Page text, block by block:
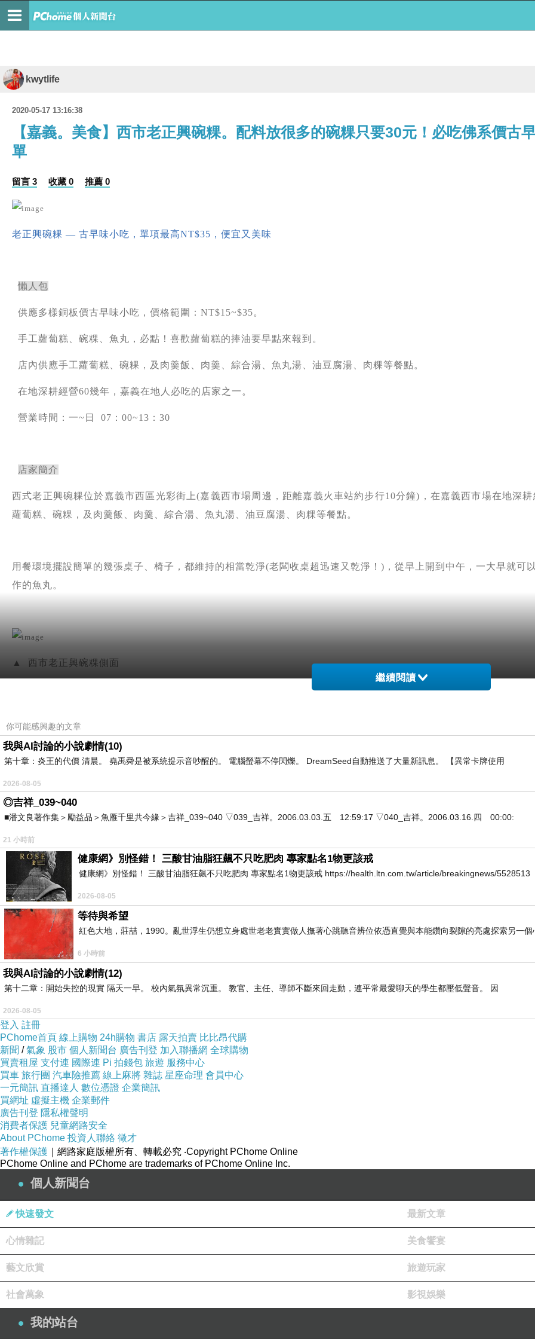
kwytlife
2020-05-17 13:16:38
【嘉義。美食】西市老正興碗粿。配料放很多的碗粿只要30元！必吃佛系價古
單
留言 3 收藏 0 推薦 0
老正興碗粿 — 古早味小吃，單項最高NT$35，便宜又美味
懶人包
供應多樣銅板價古早味小吃，價格範圍：NT$15~$35。
手工蘿蔔糕、碗粿、魚丸，必點！喜歡蘿蔔糕的捧油要早點來報到。
店內供應手工蘿蔔糕、碗粿，及肉羹飯、肉羹、綜合湯、魚丸湯、油豆腐湯、肉粿等餐點。
在地深耕經營60幾年，嘉義在地人必吃的店家之一。
營業時間：一~日 07：00~13：30
店家簡介
西式老正興碗粿位於嘉義市西區光彩街上(嘉義西市場周邊，距離嘉義火車站約步行10分鐘)，在嘉義西市場在地深
蘿蔔糕、碗粿，及肉羹飯、肉羹、綜合湯、魚丸湯、油豆腐湯、肉粿等餐點。
用餐環境擺設簡單的幾張桌子、椅子，都維持的相當乾淨(老闆收桌超迅速又乾淨！)，從早上開到中午，一大早就可
作的魚丸。
▲ 西市老正興碗粿側面
從火車站步行到西市老正興碗粿，會先看到它的側面，二樓有掛上西市老正興碗粿的布條，讓想來這裡用餐的捧油可
▲ 西市老正興碗粿正面
▲ 西市老正興碗粿製餐區
西市老正興碗粿的製餐區維持的相當乾淨，食物的乾淨、安全老闆把關的很好！
▲ 製餐區
這一區有肉羹、做好的碗粿。
繼續閱讀
你可能感興趣的文章
我與AI討論的小說劇情(10)
第十章：炎王的代價 清晨。 堯禹舜是被系統提示音吵醒的。 電腦螢幕不停閃爍。 DreamSeed自動推送了大量新訊息。 【異常卡牌使用
2026-08-05
◎吉祥_039~040
■潘文良著作集＞勵益品＞魚雁千里共今緣＞吉祥_039~040 ▽039_吉祥。2006.03.03.五 12:59:17 ▽040_吉祥。2006.03.16.四 00:00:
21 小時前
健康網》別怪錯！ 三酸甘油脂狂飆不只吃肥肉 專家點名1物更該戒
健康網》別怪錯！ 三酸甘油脂狂飆不只吃肥肉 專家點名1物更該戒 https://health.ltn.com.tw/article/breakingnews/5528513
2026-08-05
等待與希望
紅色大地，莊喆，1990。亂世浮生仍想立身處世老老實實做人撫著心跳聽音辨位依憑直覺與本能鑽向裂隙的亮處探索另一
6 小時前
我與AI討論的小說劇情(12)
第十二章：開始失控的現實 隔天一早。 校內氣氛異常沉重。 教官、主任、導師不斷來回走動，連平常最愛聊天的學生都壓低聲音。 因
2026-08-05
登入 註冊
PChome首頁 線上購物 24h購物 書店 露天拍賣 比比昂代購
新聞 /氣象 股市 個人新聞台 廣告刊登 加入聯播網 全球購物
買賣租屋 支付連 國際連 Pi 拍錢包 旅遊 服務中心
買車 旅行團 汽車險推薦 線上麻將 雜誌 星座命理 會員中心
一元簡訊 直播達人 數位憑證 企業簡訊
買網址 虛擬主機 企業郵件
廣告刊登 隱私權聲明
消費者保護 兒童網路安全
About PChome 投資人聯絡 徵才
著作權保護 ｜網路家庭版權所有、轉載必究 ‧Copyright PChome Online
PChome Online and PChome are trademarks of PChome Online Inc.
個人新聞台
快速發文 最新文章
心情雜記 美食饗宴
藝文欣賞 旅遊玩家
社會萬象 影視娛樂
我的站台